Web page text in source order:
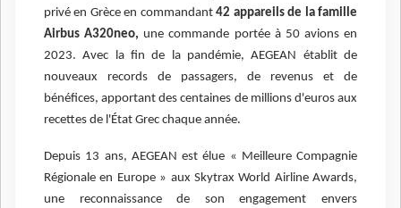
privé en Grèce en commandant42 appareils de la famille
Airbus A320neo, une commande portée à 50 avions en
2023. Avec la fin de la pandémie, AEGEAN établit de
nouveaux records de passagers, de revenus et de
bénéfices, apportant des centaines de millions d'euros aux
recettes de l'État Grec chaque année.
Depuis 13 ans, AEGEAN est élue « Meilleure Compagnie
Régionale en Europe » aux Skytrax World Airline Awards,
une reconnaissance de son engagement envers